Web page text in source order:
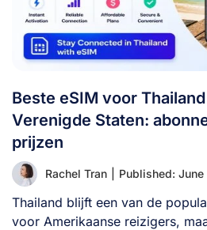
Beste eSIM voor
Verenigde Staten:
prijzen
Rachel Tran Published:
Thailand blijft een van de
voor Amerikaanse reizigers,